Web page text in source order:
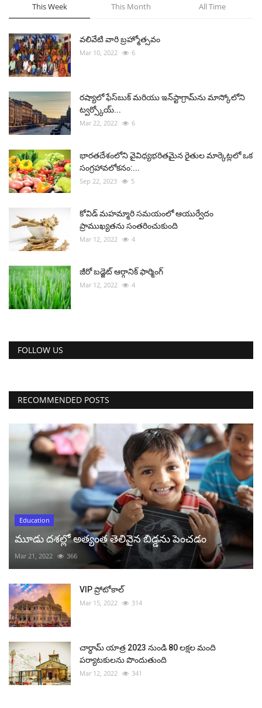
This Week This Month All Time
వలివేటి వారి బ్రహ్మోత్సవం
Mar 10, 2022 6
రష్యాలో ఫేస్‌బుక్ మరియు ఇన్‌స్టాగ్రామ్‌ను మాస్కోలోని
ట్వర్స్కోయ్...
Mar 22, 2022 6
భారతదేశంలోని వైవిధ్యభరితమైన రైతుల మార్కెట్లలో ఒక
సంగ్రహావలోకనం:...
Sep 22, 2023 5
కోవిడ్ మహమ్మారి సమయంలో ఆయుర్వేదం
ప్రాముఖ్యతను సంతరించుకుంది
Mar 12, 2022 4
జీరో బడ్జెట్ ఆర్గానిక్ ఫార్మింగ్
Mar 12, 2022 4
FOLLOW US
RECOMMENDED POSTS
Education
మూడు దశల్లో అత్యంత తెలివైన బిడ్డను పెంచడం
Mar 21, 2022 366
VIP ప్రోటోకాల్
Mar 15, 2022 314
చార్ధామ్ యాత్ర 2023 నుండి 80 లక్షల మంది
పర్యాటకులను పొందుతుంది
Mar 12, 2022 341